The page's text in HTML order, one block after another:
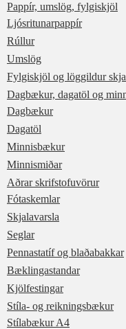
Pappír, umslög, fylgiskjöl
Ljósritunarpappír
Rúllur
Umslög
Fylgiskjöl og löggildur
Dagbækur, dagatöl og
Dagbækur
Dagatöl
Minnisbækur
Minnismiðar
Aðrar skrifstofuvörur
Fótaskemlar
Skjalavarsla
Seglar
Pennastatíf og blaðabakkar
Bæklingastandar
Kjölfestingar
Stíla- og reikningsbækur
Stílabækur A4